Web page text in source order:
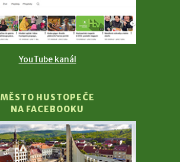
YouTube kanál
MĚSTO HUSTOPEČE
NA FACEBOOKU